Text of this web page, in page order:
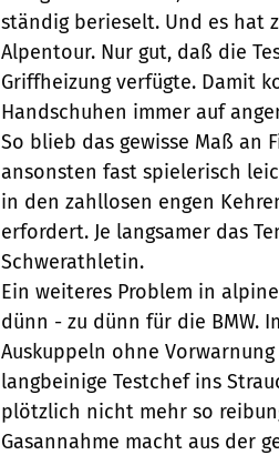
ständig berieselt. Und es hat
Alpentour. Nur gut, daß die
Griffheizung verfügte. Damit
Handschuhen immer auf
So blieb das gewisse Maß an
ansonsten fast spielerisch
in den zahllosen engen
erfordert. Je langsamer das
Schwerathletin.
Ein weiteres Problem in
dünn - zu dünn für die BMW.
Auskuppeln ohne
langbeinige Testchef ins
plötzlich nicht mehr so
Gasannahme macht aus der